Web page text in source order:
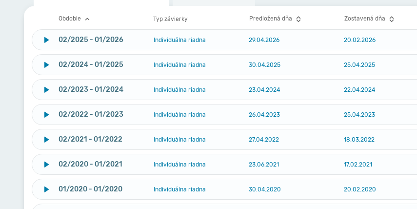
Obdobie Typ závierky Predložená dňa Zostavená dňa
02/2025 - 01/2026 Individuálna riadna 29.04.2026 20.02.2026
02/2024 - 01/2025 Individuálna riadna 30.04.2025 25.04.2025
02/2023 - 01/2024 Individuálna riadna 23.04.2024 22.04.2024
02/2022 - 01/2023 Individuálna riadna 26.04.2023 25.04.2023
02/2021 - 01/2022 Individuálna riadna 27.04.2022 18.03.2022
02/2020 - 01/2021 Individuálna riadna 23.06.2021 17.02.2021
01/2020 - 01/2020 Individuálna riadna 30.04.2020 20.02.2020